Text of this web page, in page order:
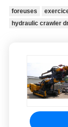
foreuses
hydraulic crawler